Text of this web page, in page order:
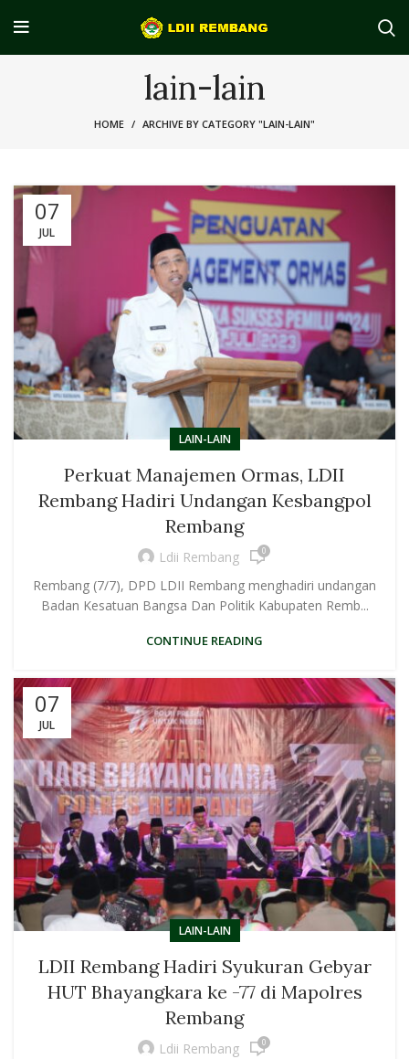
lain-lain
HOME ARCHIVE BY CATEGORY "LAIN-LAIN"
07
JUL
LAIN-LAIN
Perkuat Manajemen Ormas, LDII
Rembang Hadiri Undangan Kesbangpol
Rembang
Ldii Rembang 0
Rembang (7/7), DPD LDII Rembang menghadiri undangan
Badan Kesatuan Bangsa Dan Politik Kabupaten Remb...
CONTINUE READING
07
JUL
LAIN-LAIN
LDII Rembang Hadiri Syukuran Gebyar
HUT Bhayangkara ke -77 di Mapolres
Rembang
Ldii Rembang 0